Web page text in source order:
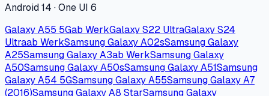
Android 14 · One UI 6
Galaxy A55 5Gab WerkGalaxy S22 UltraGalaxy S24
Ultraab WerkSamsung Galaxy A02sSamsung Galaxy
A25Samsung Galaxy A3ab WerkSamsung Galaxy
A50Samsung Galaxy A50sSamsung Galaxy A51Samsung
Galaxy A54 5GSamsung Galaxy A55Samsung Galaxy A7
(2016)Samsung Galaxy A8 StarSamsung Galaxy